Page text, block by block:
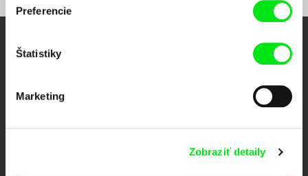
Preferencie
Štatistiky
Marketing
Zobraziť detaily